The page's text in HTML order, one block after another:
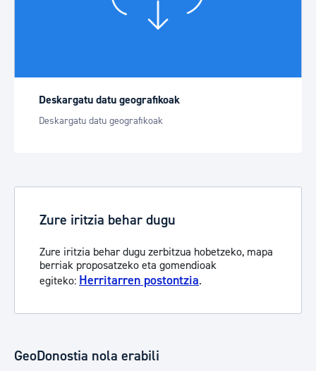
Deskargatu datu geografikoak
Deskargatu datu geografikoak
Zure iritzia behar dugu
Zure iritzia behar dugu zerbitzua hobetzeko, mapa
berriak proposatzeko eta gomendioak
egiteko: Herritarren postontzia.
GeoDonostia nola erabili